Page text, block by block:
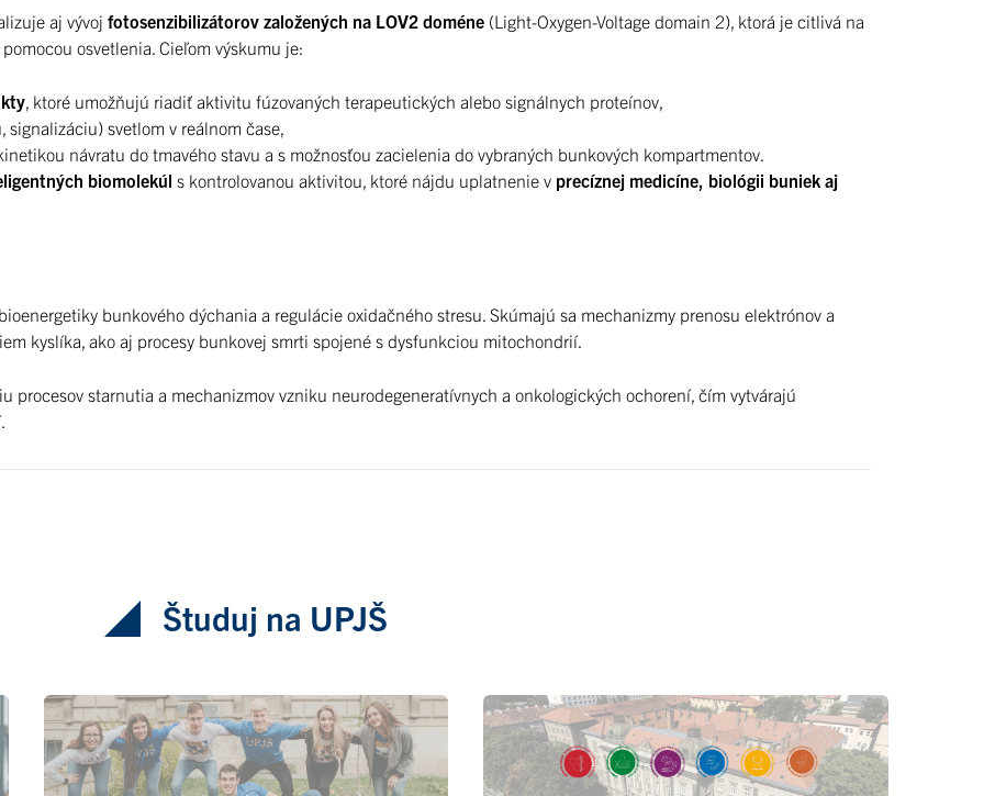
aj vývoj fotosenzibilizátorov založených na LOV2 doméne (Light-Oxygen-Voltage domain 2), ktorá je citlivá na
osvetlenia. Cieľom výskumu je:
, ktoré umožňujú riadiť aktivitu fúzovaných terapeutických alebo signálnych proteínov,
signalizáciu) svetlom v reálnom čase,
návratu do tmavého stavu a s možnosťou zacielenia do vybraných bunkových kompartmentov.
biomolekúl s kontrolovanou aktivitou, ktoré nájdu uplatnenie v precíznej medicíne, biológii buniek aj
bunkového dýchania a regulácie oxidačného stresu. Skúmajú sa mechanizmy prenosu elektrónov a
kyslíka, ako aj procesy bunkovej smrti spojené s dysfunkciou mitochondrií.
procesov starnutia a mechanizmov vzniku neurodegeneratívnych a onkologických ochorení, čím vytvárajú
Študuj na UPJŠ